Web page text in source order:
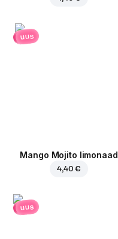
uus
Mango Mojito limonaad
4,40 €
uus